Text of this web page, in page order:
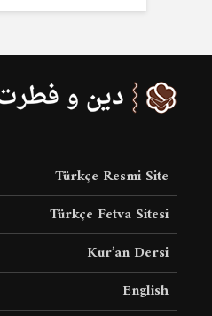
Türkçe Resmi Site
Türkçe Fetva Sitesi
Kur’an Dersi
English